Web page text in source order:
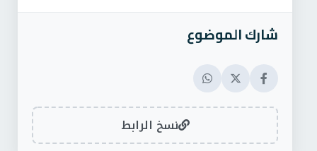
شارك الموضوع
نسخ الرابط